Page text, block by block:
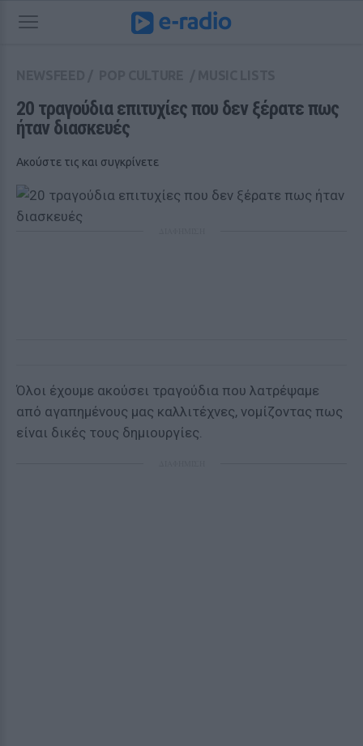
20 τραγούδια επιτυχίες που δεν ξέρατε πως
ήταν διασκευές
Ακούστε τις και συγκρίνετε
Όλοι έχουμε ακούσει τραγούδια που λατρέψαμε
από αγαπημένους μας καλλιτέχνες, νομίζοντας πως
είναι δικές τους δημιουργίες.